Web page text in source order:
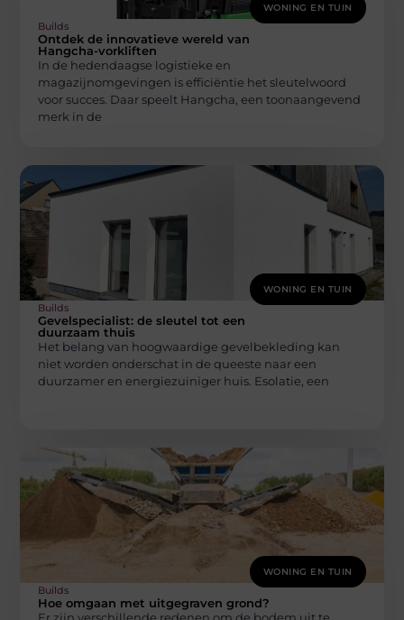
WONING EN TUIN
Builds
Ontdek de innovatieve wereld van
Hangcha-vorkliften
In de hedendaagse logistieke en
magazijnomgevingen is efficiëntie het sleutelwoord
voor succes. Daar speelt Hangcha, een toonaangevend
merk in de
WONING EN TUIN
Builds
Gevelspecialist: de sleutel tot een
duurzaam thuis
Het belang van hoogwaardige gevelbekleding kan
niet worden onderschat in de queeste naar een
duurzamer en energiezuiniger huis. Esolatie, een
WONING EN TUIN
Builds
Hoe omgaan met uitgegraven grond?
Er zijn verschillende redenen om de bodem uit te